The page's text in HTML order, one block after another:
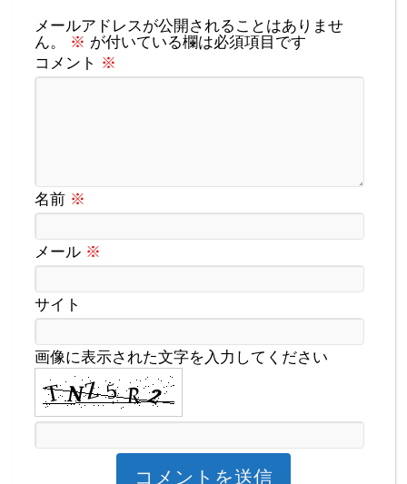
メールアドレスが公開されることはありませ
ん。
※ が付いている欄は必須項目です
コメント ※
名前 ※
メール ※
サイト
画像に表示された文字を入力してください